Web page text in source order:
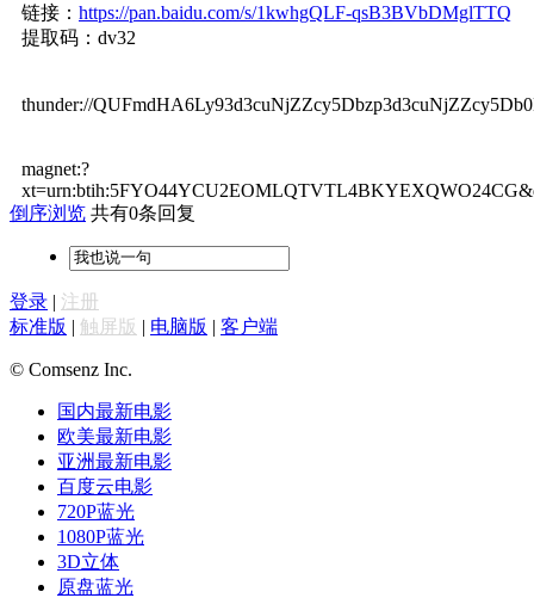
链接： https://pan.baidu.com/s/1kwhgQLF-qsB3BVbDMglTTQ
提取码：dv32
thunder://
magnet:?
倒序浏览 共有0条回复
登录 | 注册
标准版 | 触屏版 | 电脑版 | 客户端
© Comsenz Inc.
国内最新电影
欧美最新电影
亚洲最新电影
百度云电影
720P蓝光
1080P蓝光
3D立体
原盘蓝光